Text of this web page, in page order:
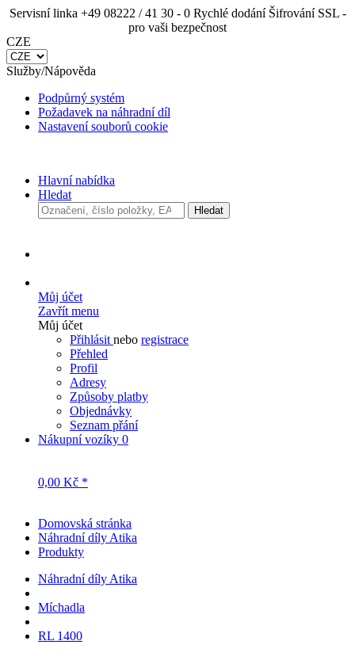
Servisní linka +49 08222 / 41 30 - 0
Rychlé dodání
Šifrování SSL - pro vaši bezpečnost
CZE
Služby/Nápověda
Podpůrný systém
Požadavek na náhradní díl
Nastavení souborů cookie
Hlavní nabídka
Hledat
Zavřít menu
Můj účet
Přihlásit
Přehled
Profil
Adresy
Způsoby platby
Objednávky
Seznam přání
Nákupní vozíky0
Náhradní díly Atika
Produkty
Náhradní díly Atika
Míchadla
RL 1400
Cookie-Einstellungen